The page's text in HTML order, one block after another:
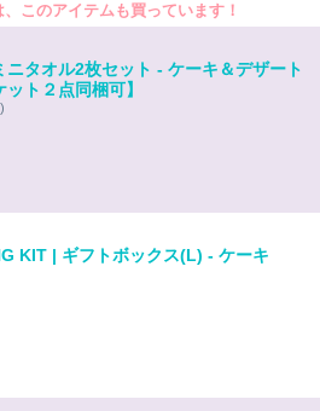
このアイテムも買っています！
ニタオル2枚セット - ケーキ＆デザート
ット２点同梱可】
KIT | ギフトボックス(L) - ケーキ